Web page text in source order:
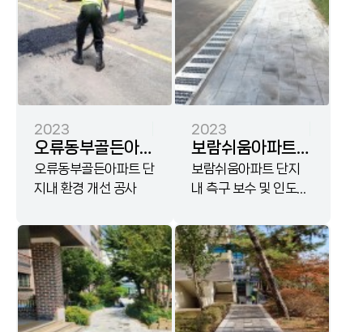
2023
오류동부골든아파트
단지내 환경 개선
공사
오류동부골든아파트 단
지내 환경 개선 공사
2023
보람쉬움아파트
단지 내 측구 보수
및 인도블록
보람쉬움아파트 단지
내 측구 보수 및 인도블